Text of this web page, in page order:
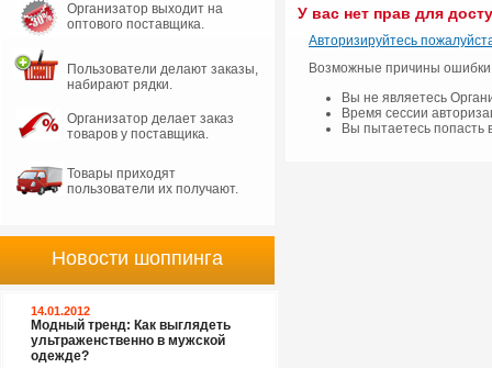
У вас нет прав для
Авторизируйтесь
Возможные причины
Вы не являетесь
Время сессии
Вы пытаетесь попасть
Организатор выходит на
оптового поставщика.
Пользователи делают заказы,
набирают рядки.
Организатор делает заказ
товаров у поставщика.
Товары приходят
пользователи их получают.
Новости шоппинга
14.01.2012
Модный тренд: Как выглядеть
ультраженственно в мужской
одежде?